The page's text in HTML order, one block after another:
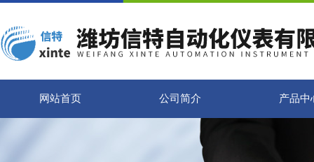
网站首页 公司简介 产品中